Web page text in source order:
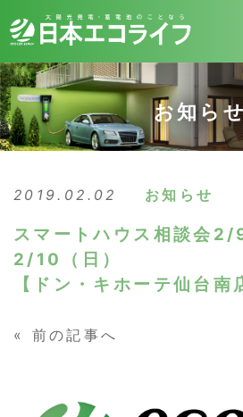
お知ら
2019.02.02 お知らせ
スマートハウス相談会2/
2/10（日）
【ドン・キホーテ仙台南
« 前の記事へ